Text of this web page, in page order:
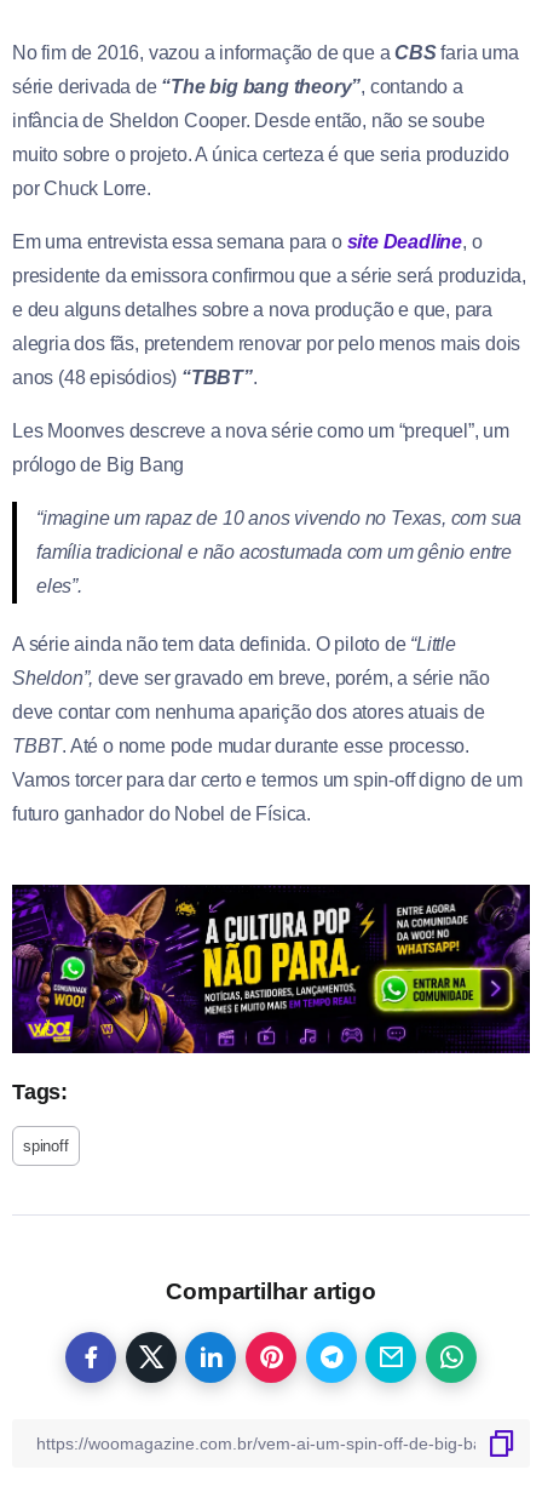
No fim de 2016, vazou a informação de que aCBSfaria uma
série derivada de “The big bang theory”, contando a
infância de Sheldon Cooper. Desde então, não se soube
muito sobre o projeto. A única certeza é que seria produzido
por Chuck Lorre.
Em uma entrevista essa semana para o site Deadline, o
presidente da emissora confirmou que a série será produzida,
e deu alguns detalhes sobre a nova produção e que, para
alegria dos fãs, pretendem renovar por pelo menos mais dois
anos (48 episódios) “TBBT”.
Les Moonves descreve a nova série como um “prequel”, um
prólogo de Big Bang
“imagine um rapaz de 10 anos vivendo no Texas, com sua
família tradicional e não acostumada com um gênio entre
eles”.
A série ainda não tem data definida. O piloto de “Little
Sheldon”, deve ser gravado em breve, porém, a série não
deve contar com nenhuma aparição dos atores atuais de
TBBT. Até o nome pode mudar durante esse processo.
Vamos torcer para dar certo e termos um spin-off digno de um
futuro ganhador do Nobel de Física.
Tags:
spinoff
Compartilhar artigo